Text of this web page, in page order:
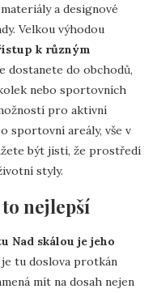
a designové
Velkou výhodou
k různým
dostanete do obchodů,
nebo sportovních
pro aktivní
sportovní areály, vše v
být jisti, že prostředí
styly.
nejlepší
Nad skálou je jeho
tu doslova protkán
mít na dosah nejen